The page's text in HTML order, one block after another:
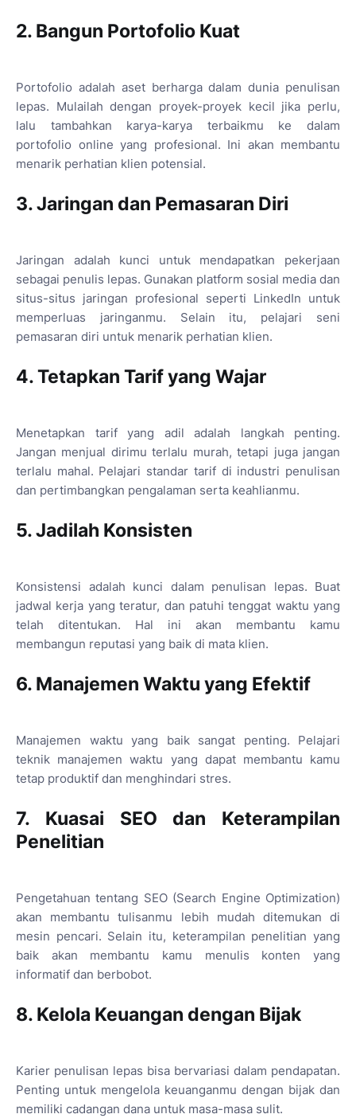
2. Bangun Portofolio Kuat
Portofolio adalah aset berharga dalam dunia penulisan
lepas. Mulailah dengan proyek-proyek kecil jika perlu,
lalu tambahkan karya-karya terbaikmu ke dalam
portofolio online yang profesional. Ini akan membantu
menarik perhatian klien potensial.
3. Jaringan dan Pemasaran Diri
Jaringan adalah kunci untuk mendapatkan pekerjaan
sebagai penulis lepas. Gunakan platform sosial media dan
situs-situs jaringan profesional seperti LinkedIn untuk
memperluas jaringanmu. Selain itu, pelajari seni
pemasaran diri untuk menarik perhatian klien.
4. Tetapkan Tarif yang Wajar
Menetapkan tarif yang adil adalah langkah penting.
Jangan menjual dirimu terlalu murah, tetapi juga jangan
terlalu mahal. Pelajari standar tarif di industri penulisan
dan pertimbangkan pengalaman serta keahlianmu.
5. Jadilah Konsisten
Konsistensi adalah kunci dalam penulisan lepas. Buat
jadwal kerja yang teratur, dan patuhi tenggat waktu yang
telah ditentukan. Hal ini akan membantu kamu
membangun reputasi yang baik di mata klien.
6. Manajemen Waktu yang Efektif
Manajemen waktu yang baik sangat penting. Pelajari
teknik manajemen waktu yang dapat membantu kamu
tetap produktif dan menghindari stres.
7. Kuasai SEO dan Keterampilan
Penelitian
Pengetahuan tentang SEO (Search Engine Optimization)
akan membantu tulisanmu lebih mudah ditemukan di
mesin pencari. Selain itu, keterampilan penelitian yang
baik akan membantu kamu menulis konten yang
informatif dan berbobot.
8. Kelola Keuangan dengan Bijak
Karier penulisan lepas bisa bervariasi dalam pendapatan.
Penting untuk mengelola keuanganmu dengan bijak dan
memiliki cadangan dana untuk masa-masa sulit.